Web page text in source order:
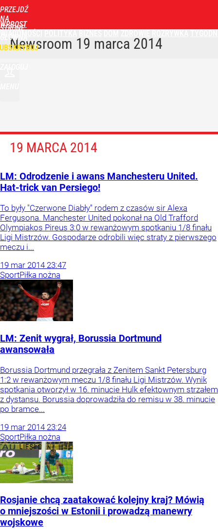
PRZEJDŹ
NA
STRONĘ
GŁÓWNĄ
WPROST
Newsroom 19 marca 2014
19 MARCA 2014
LM: Odrodzenie i awans Manchesteru United.
Hat-trick van Persiego!
To były "Czerwone Diabły" rodem z czasów sir Alexa
Fergusona. Manchester United pokonał na Old Trafford
Olympiakos Pireus 3:0 w rewanżowym spotkaniu 1/8 finału
Ligi Mistrzów. Gospodarze odrobili więc straty z pierwszego
meczu i...
19 mar 2014 23:47
SportPiłka nożna
LM: Zenit wygrał, Borussia Dortmund
awansowała
Borussia Dortmund przegrała z Zenitem Sankt Petersburg
1:2 w rewanżowym meczu 1/8 finału Ligi Mistrzów. Wynik
spotkania otworzył w 16. minucie Hulk efektownym strzałem
z dystansu. Borussia doprowadziła do remisu w 38. minucie
po bramce...
19 mar 2014 23:24
SportPiłka nożna
Rosjanie chcą zaatakować kolejny kraj? Mówią
o mniejszości w Estonii i prowadzą manewry
wojskowe